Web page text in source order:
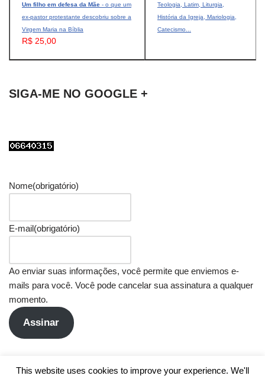
Um filho em defesa da Mãe - o que um
ex-pastor protestante descobriu sobre a
Virgem Maria na Bíblia
R$ 25,00
Teologia, Latim, Liturgia,
História da Igreja, Mariologia,
Catecismo...
SIGA-ME NO GOOGLE +
Nome(obrigatório)
E-mail(obrigatório)
Ao enviar suas informações, você permite que enviemos e-
mails para você. Você pode cancelar sua assinatura a qualquer
momento.
Assinar
This website uses cookies to improve your experience. We'll